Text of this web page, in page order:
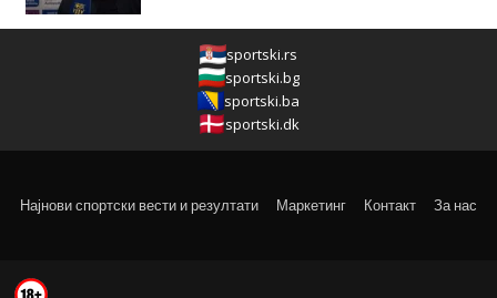
sportski.rs
sportski.bg
sportski.ba
sportski.dk
Најнови спортски вести и резултати Маркетинг Контакт За нас